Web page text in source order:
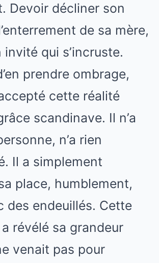
Devoir décliner son
de sa mère,
qui s’incruste.
prendre ombrage,
cette réalité
scandinave. Il n’a
n’a rien
Il a simplement
place, humblement,
des endeuillés. Cette
révélé sa grandeur
venait pas pour